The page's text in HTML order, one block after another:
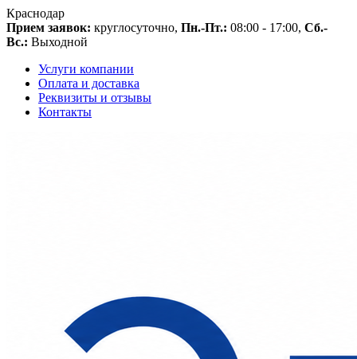
Краснодар
Прием заявок: круглосуточно, Пн.-Пт.: 08:00 - 17:00, Сб.-
Вс.: Выходной
Услуги компании
Оплата и доставка
Реквизиты и отзывы
Контакты